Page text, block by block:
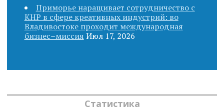
Приморье наращивает сотрудничество с
КНР в сфере креативных индустрий: во
Владивостоке проходит международная
бизнес–миссия Июл 17, 2026
Статистика